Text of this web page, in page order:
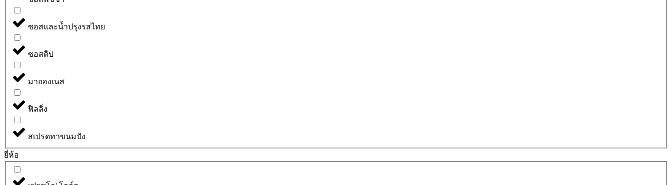
ซอสและน้ำปรุงรสไทย
ซอสดิป
มายองเนส
ฟิลลิ่ง
สเปรดทาขนมปัง
ยี่ห้อ